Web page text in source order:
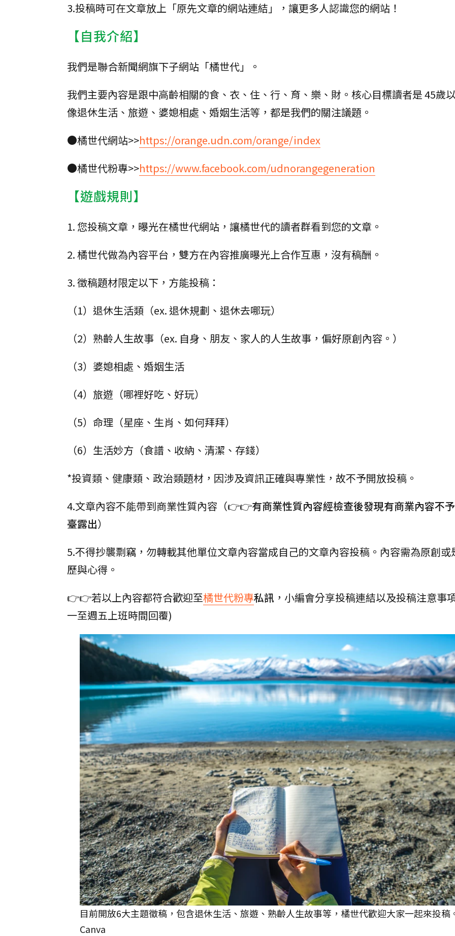
3.投稿時可在文章放上「原先文章的網站連結」，讓更多人認識您的網站！
【自我介紹】
我們是聯合新聞網旗下子網站「橘世代」。
我們主要內容是跟中高齡相關的食、衣、住、行、育、樂、財。核心目標讀者是 45歲
像退休生活、旅遊、婆媳相處、婚姻生活等，都是我們的關注議題。
●橘世代網站>>https://orange.udn.com/orange/index
●橘世代粉專>>https://www.facebook.com/udnorangegeneration
【遊戲規則】
1. 您投稿文章，曝光在橘世代網站，讓橘世代的讀者群看到您的文章。
2. 橘世代做為內容平台，雙方在內容推廣曝光上合作互惠，沒有稿酬。
3. 徵稿題材限定以下，方能投稿：
（1）退休生活類（ex. 退休規劃、退休去哪玩）
（2）熟齡人生故事（ex. 自身、朋友、家人的人生故事，偏好原創內容。）
（3）婆媳相處、婚姻生活
（4）旅遊（哪裡好吃、好玩）
（5）命理（星座、生肖、如何拜拜）
（6）生活妙方（食譜、收納、清潔、存錢）
*投資類、健康類、政治類題材，因涉及資訊正確與專業性，故不予開放投稿。
4.文章內容不能帶到商業性質內容（👉👉有商業性質內容經檢查後發現有商業內容不
臺露出）
5.不得抄襲剽竊，勿轉載其他單位文章內容當成自己的文章內容投稿。內容需為原創或
歷與心得。
👉👉若以上內容都符合歡迎至橘世代粉專私訊 ，小編會分享投稿連結以及投稿注意事
一至週五上班時間回覆)
目前開放6大主題徵稿，包含退休生活、旅遊、熟齡人生故事等，橘世代歡迎大家一起來投稿
Canva